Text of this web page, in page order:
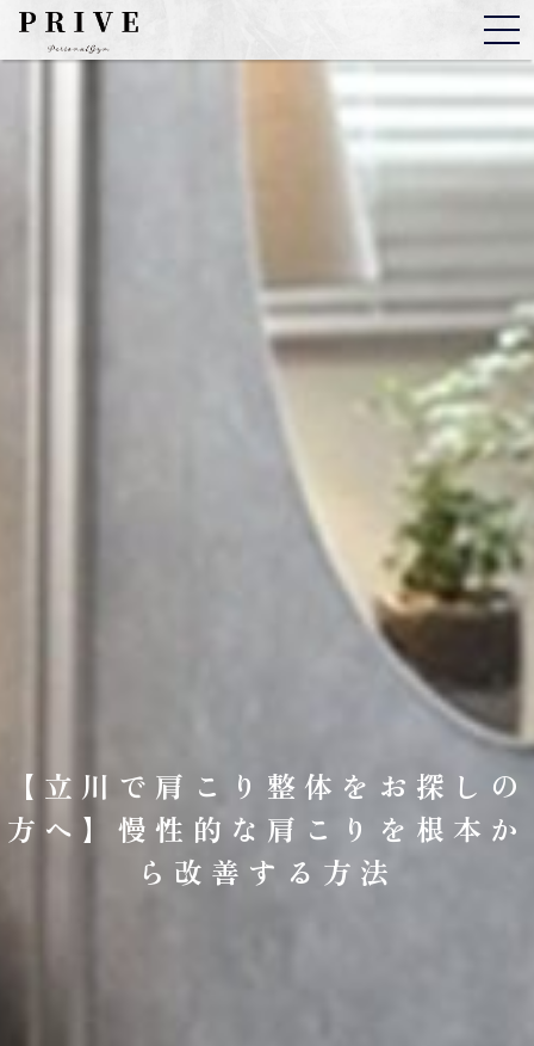
【立川で肩こり整体をお探しの
方へ】慢性的な肩こりを根本か
ら改善する方法